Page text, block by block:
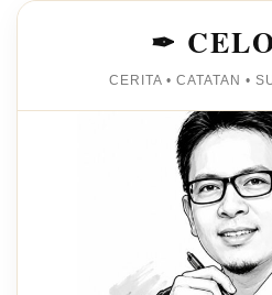
✒
CERITA • CATATAN •